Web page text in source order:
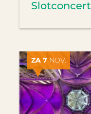
Slotconcert
ZA 7 NOV.